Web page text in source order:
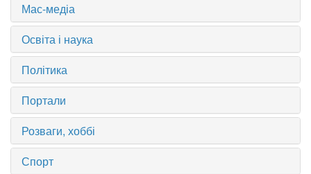
Мас-медіа
Освіта і наука
Політика
Портали
Розваги, хоббі
Спорт